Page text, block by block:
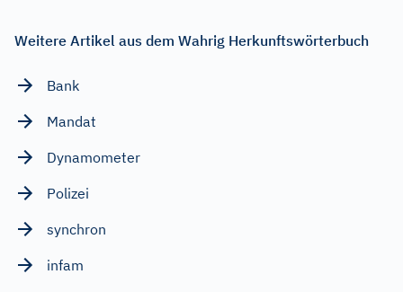
Weitere Artikel aus dem Wahrig Herkunftswörterbuch
Bank
Mandat
Dynamometer
Polizei
synchron
infam